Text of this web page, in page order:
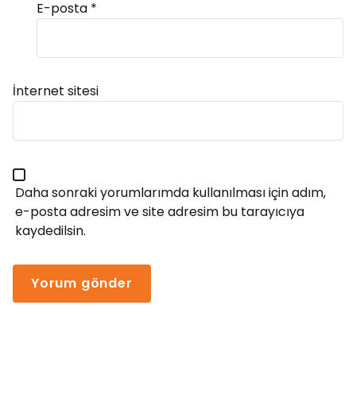
E-posta *
İnternet sitesi
Daha sonraki yorumlarımda kullanılması için adım,
e-posta adresim ve site adresim bu tarayıcıya
kaydedilsin.
Alternative: